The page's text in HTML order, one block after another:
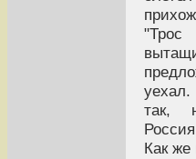
так,
Как